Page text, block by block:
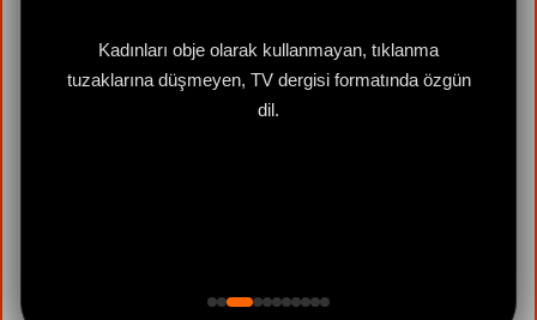
Kadınları obje olarak kullanmayan, tıklanma
tuzaklarına düşmeyen, TV dergisi formatında özgün
dil.